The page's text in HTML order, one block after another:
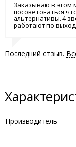
Заказываю в этом
посоветоваться
альтернативы. 4
работают по
Последний отзыв.
Производитель